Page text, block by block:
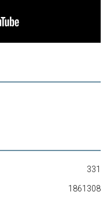
331
1861308